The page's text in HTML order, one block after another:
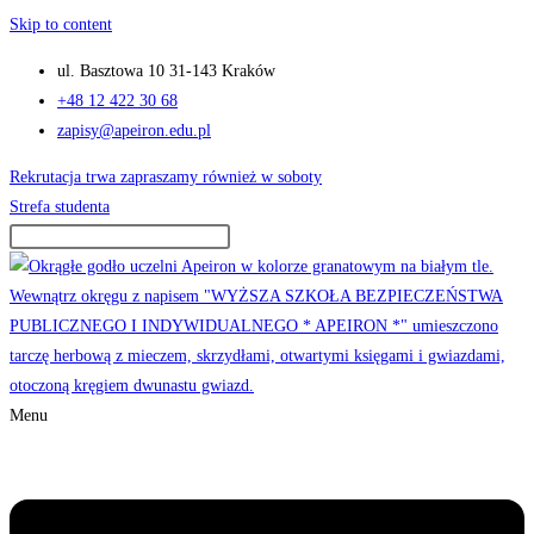
Skip to content
ul. Basztowa 10 31-143 Kraków
+48 12 422 30 68
zapisy@apeiron.edu.pl
Rekrutacja trwa zapraszamy również w soboty
Strefa studenta
Menu